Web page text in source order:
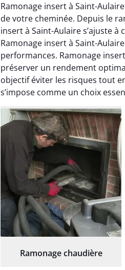
Ramonage insert à Saint-
de votre cheminée. Depuis le
insert à Saint-Aulaire s’ajuste
Ramonage insert à Saint-
performances. Ramonage
préserver un rendement
objectif éviter les risques tout
s’impose comme un choix
Ramonage chaudière